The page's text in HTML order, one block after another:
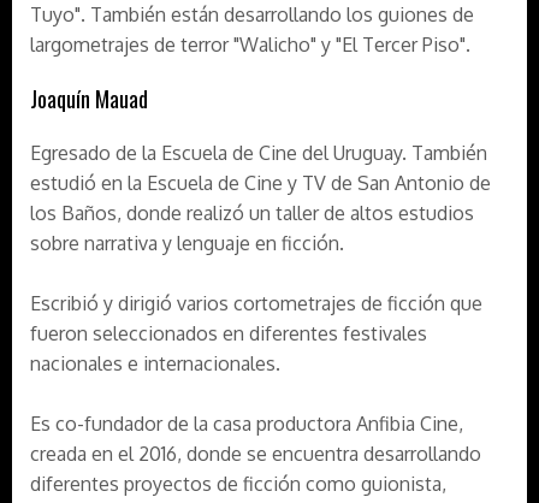
Tuyo". También están desarrollando los guiones de
largometrajes de terror "Walicho" y "El Tercer Piso".
Joaquín Mauad
Egresado de la Escuela de Cine del Uruguay. También
estudió en la Escuela de Cine y TV de San Antonio de
los Baños, donde realizó un taller de altos estudios
sobre narrativa y lenguaje en ficción.
Escribió y dirigió varios cortometrajes de ficción que
fueron seleccionados en diferentes festivales
nacionales e internacionales.
Es co-fundador de la casa productora Anfibia Cine,
creada en el 2016, donde se encuentra desarrollando
diferentes proyectos de ficción como guionista,